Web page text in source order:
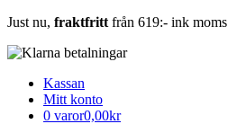
Just nu, fraktfritt från 619:- ink moms
Kassan
Mitt konto
0 varor0,00kr